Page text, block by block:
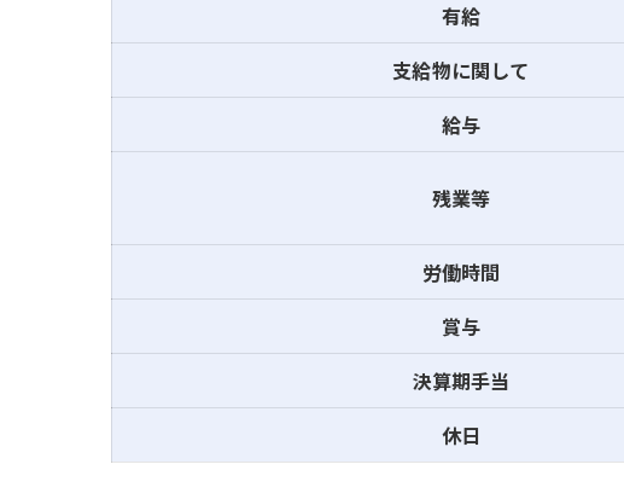
有給
支給物に関して
給与
残業等
労働時間
賞与
決算期手当
休日